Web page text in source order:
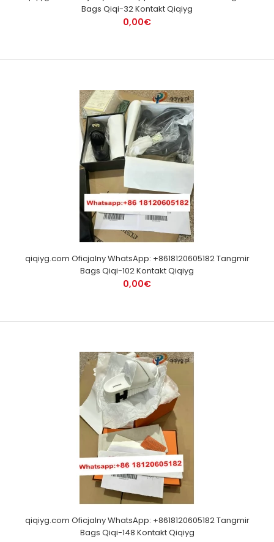
Bags Qiqi-32 Kontakt Qiqiyg
0,00€
qiqiyg.com Oficjalny WhatsApp: +8618120605182 Tangmir
Bags Qiqi-102 Kontakt Qiqiyg
0,00€
qiqiyg.com Oficjalny WhatsApp: +8618120605182 Tangmir
Bags Qiqi-148 Kontakt Qiqiyg